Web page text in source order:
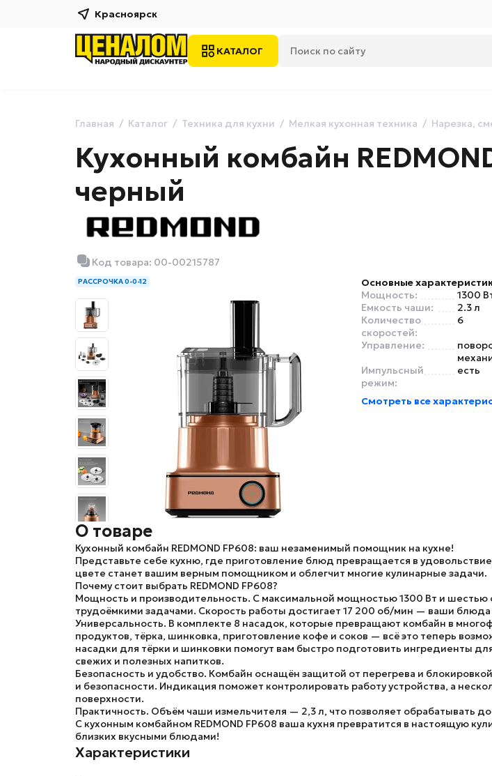
Красноярск
КАТАЛОГ
Главная Каталог Техника для кухни Мелкая кухонная техника Нарезка,
Кухонный комбайн
черный
Код товара: 00-00215787
РАССРОЧКА 0-0-12
Основные
Мощность:
1300
Емкость чаши:
2.3 л
Количество
скоростей:
6
Управление:
Импульсный
режим:
есть
Смотреть все
О товаре
Кухонный комбайн REDMOND FP608: ваш незаменимый помощник на кухне!
Представьте себе кухню, где приготовление блюд превращается в
цвете станет вашим верным помощником и облегчит многие кулинарные задачи.
Почему стоит выбрать REDMOND FP608?
Мощность и производительность. С максимальной мощностью 1300 Вт и
трудоёмкими задачами. Скорость работы достигает 17 200 об/мин — ваши блюда
Универсальность. В комплекте 8 насадок, которые превращают комбайн в
продуктов, тёрка, шинковка, приготовление кофе и соков — всё это теперь
насадки для тёрки и шинковки помогут вам быстро подготовить ингредиенты
свежих и полезных напитков.
Безопасность и удобство. Комбайн оснащён защитой от перегрева и
и безопасности. Индикация поможет контролировать работу устройства, а
поверхности.
Практичность. Объём чаши измельчителя — 2,3 л, что позволяет обрабатывать
С кухонным комбайном REDMOND FP608 ваша кухня превратится в настоящую
близких вкусными блюдами!
Характеристики